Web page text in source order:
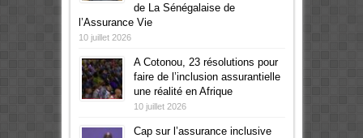
de La Sénégalaise de
l’Assurance Vie
10 juillet 2026
A Cotonou, 23 résolutions pour
faire de l’inclusion assurantielle
une réalité en Afrique
10 juillet 2026
Cap sur l’assurance inclusive